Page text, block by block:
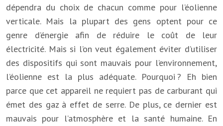
dépendra du choix de chacun comme pour l’éolienne
verticale. Mais la plupart des gens optent pour ce
genre d’énergie afin de réduire le coût de leur
électricité. Mais si l’on veut également éviter d’utiliser
des dispositifs qui sont mauvais pour l’environnement,
l’éolienne est la plus adéquate. Pourquoi ? Eh bien
parce que cet appareil ne requiert pas de carburant qui
émet des gaz à effet de serre. De plus, ce dernier est
mauvais pour l’atmosphère et la santé humaine. En